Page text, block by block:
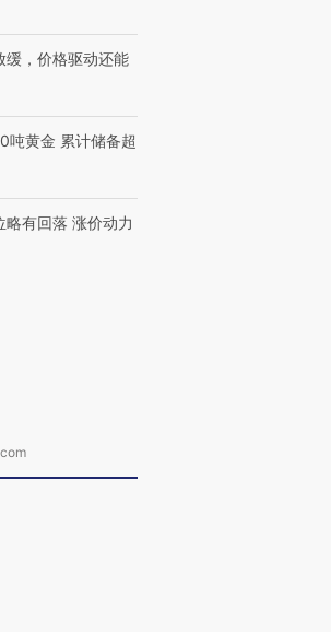
缓，价格驱动还能
吨黄金 累计储备超
有回落 涨价动力